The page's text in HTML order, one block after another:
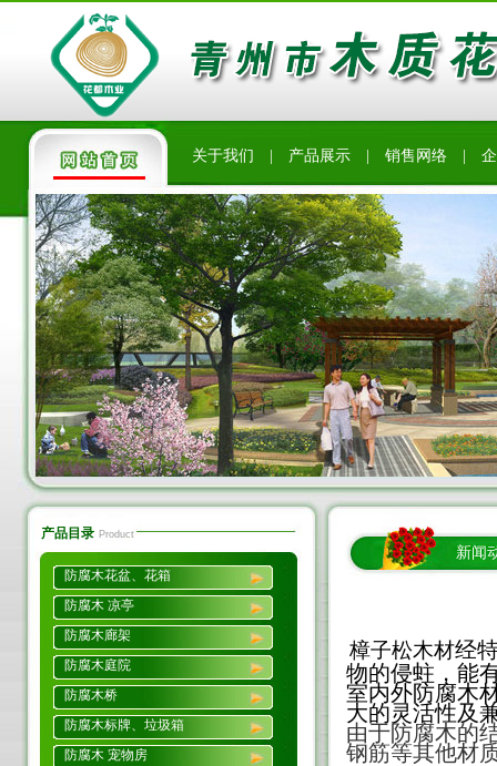
关于我们 产品展示 销售网络
产品目录 Product
防腐木花盆、花箱
防腐木 凉亭
防腐木廊架
防腐木庭院
防腐木桥
防腐木标牌、垃圾箱
防腐木 宠物房
新闻
樟子松木材经
物的侵蛀，能
室内外防腐木
大的灵活性及
由于防腐木的
钢筋等其他材